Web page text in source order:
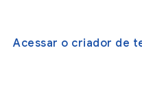
Acessar o criador de